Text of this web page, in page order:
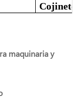
Cojinete
maquinaria y